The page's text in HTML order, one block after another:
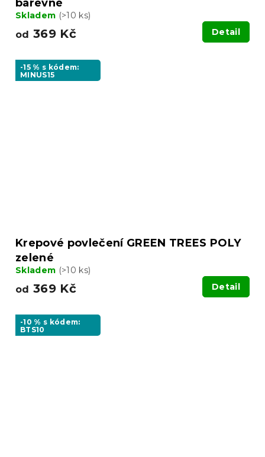
barevné
Skladem (>10 ks)
od 369 Kč Detail
-15 % s kódem:
MINUS15
Krepové povlečení GREEN TREES POLY
zelené
Skladem (>10 ks)
od 369 Kč Detail
-10 % s kódem:
BTS10